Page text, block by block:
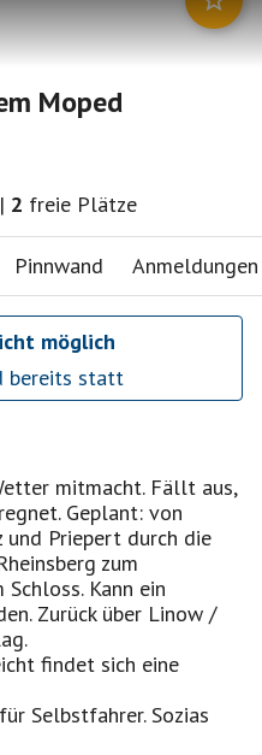
Moped
| 2 freie Plätze
Pinnwand Anmeldungen
möglich
bereits statt
mitmacht. Fällt aus,
Geplant: von
und Priepert durch die
zum
Kann ein
Zurück über Linow /
findet sich eine
Selbstfahrer. Sozias